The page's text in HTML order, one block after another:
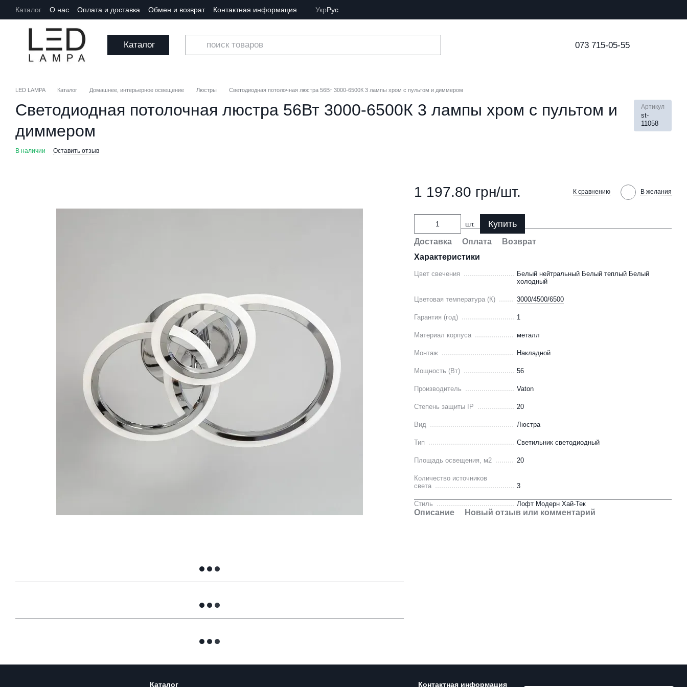
Перейти к основному контенту
Каталог О нас Оплата и доставка Обмен и возврат Контактная информация УкрРус
Каталог 073 715-05-55
LED LAMPA Каталог Домашнее, интерьерное освещение Люстры Светодиодная потолочная люстра 56Вт 3000-6500К 3 лампы хром с пультом и диммером
Светодиодная потолочная люстра 56Вт 3000-6500К 3 лампы хром с пультом и
диммером
Артикул
st-
11058
В наличии Оставить отзыв
1 197.80 грн/шт. К сравнению В желания
шт. Купить
Доставка Оплата
Возврат
Характеристики
Цвет свечения
Белый нейтральный Белый теплый Белый
холодный
Цветовая температура (К) 3000/4500/6500
Гарантия (год) 1
Материал корпуса металл
Монтаж Накладной
Мощность (Вт) 56
Производитель Vaton
Степень защиты IP 20
Вид Люстра
Тип Светильник светодиодный
Площадь освещения, м2 20
Количество источников
света
3
Стиль Лофт Модерн Хай-Тек
Описание Новый отзыв или комментарий
Каталог Контактная информация